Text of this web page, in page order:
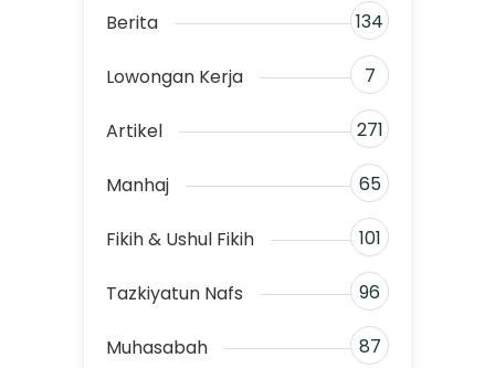
Berita 134
Lowongan Kerja 7
Artikel 271
Manhaj 65
Fikih & Ushul Fikih 101
Tazkiyatun Nafs 96
Muhasabah 87